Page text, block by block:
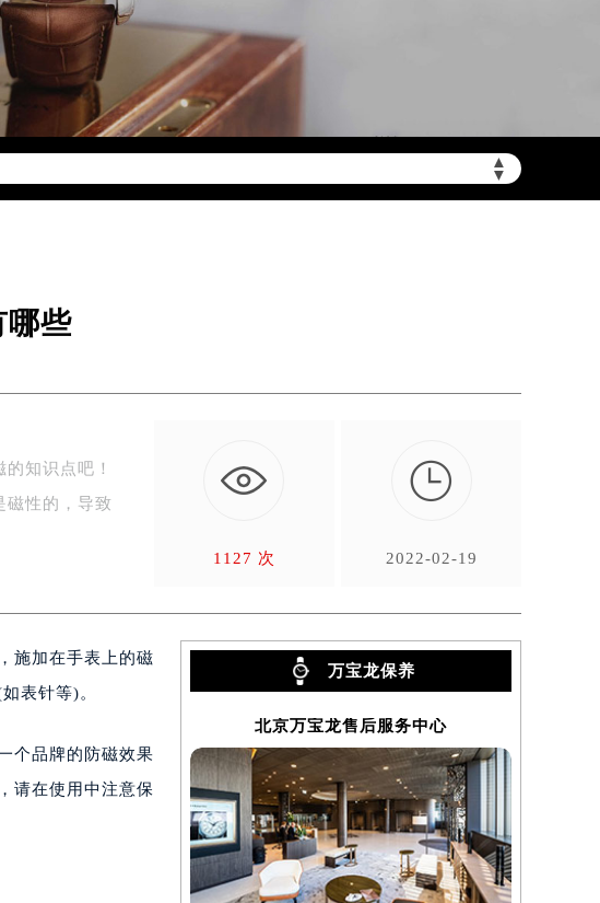
▲
▼
区域（非大陆需加拨“+86”）
前预约）
哪些
知识点吧！
磁性的，导致
1127 次

2022-02-19
施加在手表上的磁
表针等)。
个品牌的防磁效果
请在使用中注意保
万宝龙保养
北京万宝龙售后服务中心